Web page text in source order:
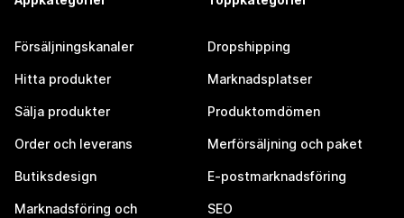
Försäljningskanaler
Hitta produkter
Sälja produkter
Order och leverans
Butiksdesign
Marknadsföring och
Dropshipping
Marknadsplatser
Produktomdömen
Merförsäljning och paket
E-postmarknadsföring
SEO